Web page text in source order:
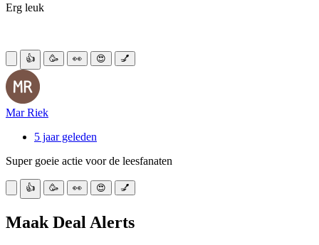
Erg leuk
👍 🥳 👀 😍 💅
Mar Riek
5 jaar geleden
Super goeie actie voor de leesfanaten
👍 🥳 👀 😍 💅
Maak Deal Alerts